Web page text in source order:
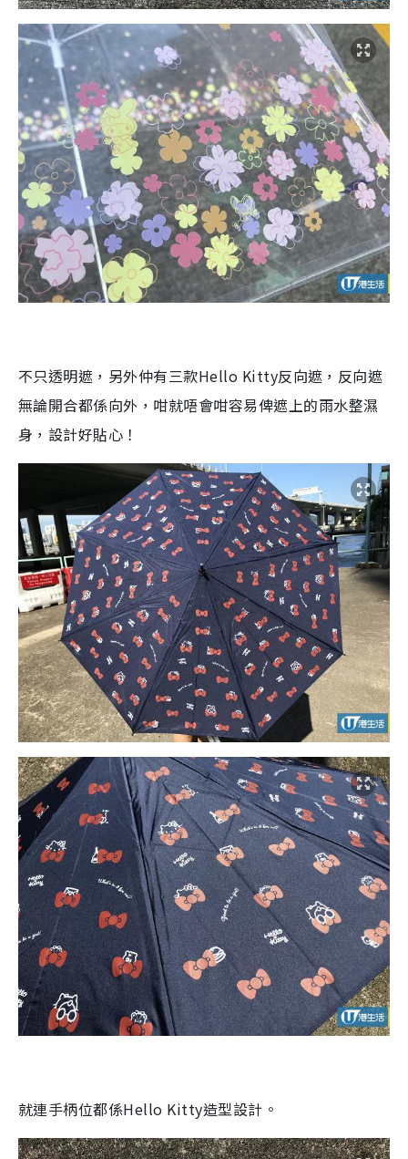
不只透明遮，另外仲有三款Hello Kitty反向遮，反向遮
無論開合都係向外，咁就唔會咁容易俾遮上的雨水整濕
身，設計好貼心！
就連手柄位都係Hello Kitty造型設計。